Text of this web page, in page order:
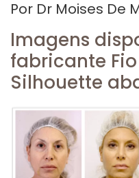
Por Dr Moises De
Imagens
fabricante Fio
Silhouette